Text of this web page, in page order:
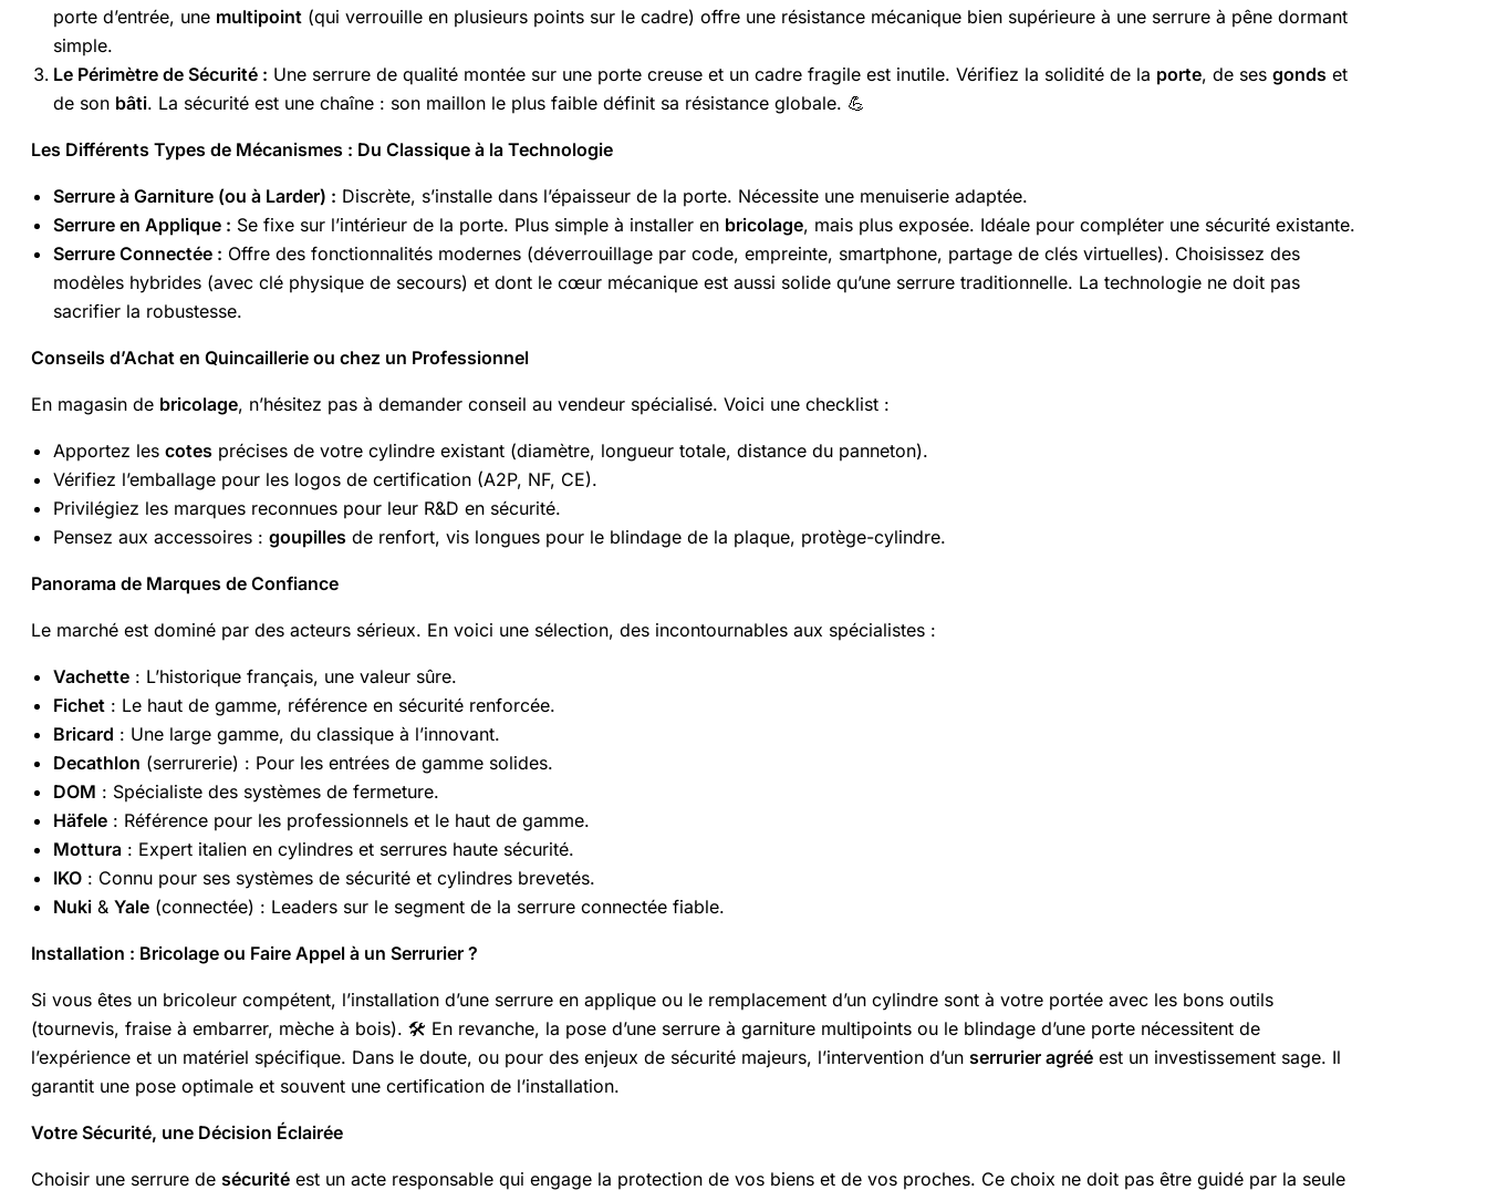
porte d’entrée, une multipoint (qui verrouille en plusieurs points sur le cadre) offre une résistance mécanique bien supérieure à une serrure à pêne dormant
simple.
Le Périmètre de Sécurité : Une serrure de qualité montée sur une porte creuse et un cadre fragile est inutile. Vérifiez la solidité de la porte, de ses gonds et
de son bâti. La sécurité est une chaîne : son maillon le plus faible définit sa résistance globale. 💪
Les Différents Types de Mécanismes : Du Classique à la Technologie
Serrure à Garniture (ou à Larder) : Discrète, s’installe dans l’épaisseur de la porte. Nécessite une menuiserie adaptée.
Serrure en Applique : Se fixe sur l’intérieur de la porte. Plus simple à installer en bricolage, mais plus exposée. Idéale pour compléter une sécurité existante.
Serrure Connectée : Offre des fonctionnalités modernes (déverrouillage par code, empreinte, smartphone, partage de clés virtuelles). Choisissez des
modèles hybrides (avec clé physique de secours) et dont le cœur mécanique est aussi solide qu’une serrure traditionnelle. La technologie ne doit pas
sacrifier la robustesse.
Conseils d’Achat en Quincaillerie ou chez un Professionnel
En magasin de bricolage, n’hésitez pas à demander conseil au vendeur spécialisé. Voici une checklist :
Apportez les cotes précises de votre cylindre existant (diamètre, longueur totale, distance du panneton).
Vérifiez l’emballage pour les logos de certification (A2P, NF, CE).
Privilégiez les marques reconnues pour leur R&D en sécurité.
Pensez aux accessoires : goupilles de renfort, vis longues pour le blindage de la plaque, protège-cylindre.
Panorama de Marques de Confiance
Le marché est dominé par des acteurs sérieux. En voici une sélection, des incontournables aux spécialistes :
Vachette : L’historique français, une valeur sûre.
Fichet : Le haut de gamme, référence en sécurité renforcée.
Bricard : Une large gamme, du classique à l’innovant.
Decathlon (serrurerie) : Pour les entrées de gamme solides.
DOM : Spécialiste des systèmes de fermeture.
Häfele : Référence pour les professionnels et le haut de gamme.
Mottura : Expert italien en cylindres et serrures haute sécurité.
IKO : Connu pour ses systèmes de sécurité et cylindres brevetés.
Nuki & Yale (connectée) : Leaders sur le segment de la serrure connectée fiable.
Installation : Bricolage ou Faire Appel à un Serrurier ?
Si vous êtes un bricoleur compétent, l’installation d’une serrure en applique ou le remplacement d’un cylindre sont à votre portée avec les bons outils
(tournevis, fraise à embarrer, mèche à bois). 🛠️ En revanche, la pose d’une serrure à garniture multipoints ou le blindage d’une porte nécessitent de
l’expérience et un matériel spécifique. Dans le doute, ou pour des enjeux de sécurité majeurs, l’intervention d’un serrurier agréé est un investissement sage. Il
garantit une pose optimale et souvent une certification de l’installation.
Votre Sécurité, une Décision Éclairée
Choisir une serrure de sécurité est un acte responsable qui engage la protection de vos biens et de vos proches. Ce choix ne doit pas être guidé par la seule